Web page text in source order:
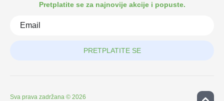
Pretplatite se za najnovije akcije i popuste.
PRETPLATITE SE
Sva prava zadržana © 2026